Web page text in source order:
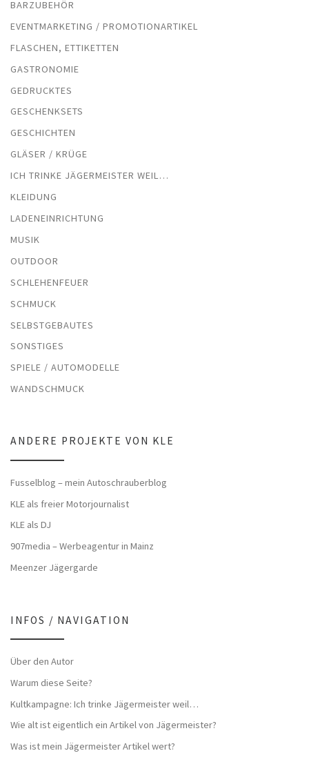
BARZUBEHÖR
EVENTMARKETING / PROMOTIONARTIKEL
FLASCHEN, ETTIKETTEN
GASTRONOMIE
GEDRUCKTES
GESCHENKSETS
GESCHICHTEN
GLÄSER / KRÜGE
ICH TRINKE JÄGERMEISTER WEIL…
KLEIDUNG
LADENEINRICHTUNG
MUSIK
OUTDOOR
SCHLEHENFEUER
SCHMUCK
SELBSTGEBAUTES
SONSTIGES
SPIELE / AUTOMODELLE
WANDSCHMUCK
ANDERE PROJEKTE VON KLE
Fusselblog – mein Autoschrauberblog
KLE als freier Motorjournalist
KLE als DJ
907media – Werbeagentur in Mainz
Meenzer Jägergarde
INFOS / NAVIGATION
Über den Autor
Warum diese Seite?
Kultkampagne: Ich trinke Jägermeister weil…
Wie alt ist eigentlich ein Artikel von Jägermeister?
Was ist mein Jägermeister Artikel wert?